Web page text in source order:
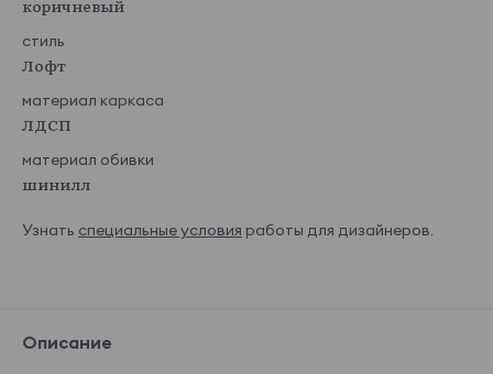
коричневый
стиль
Лофт
материал каркаса
ЛДСП
материал обивки
шинилл
Узнать специальные условия работы для дизайнеров.
Описание